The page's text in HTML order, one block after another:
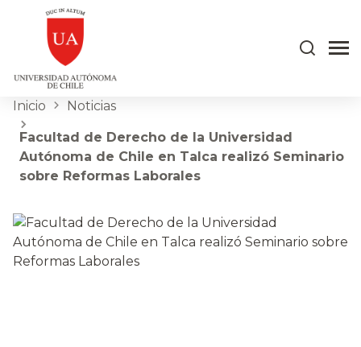
Inicio Noticias
Facultad de Derecho de la Universidad
Autónoma de Chile en Talca realizó Seminario
sobre Reformas Laborales